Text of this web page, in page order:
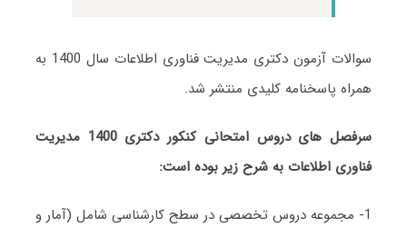
سوالات آزمون دکتری مدیریت فناوری اطلاعات سال 1400 به
همراه پاسخنامه کلیدی منتشر شد.
سرفصل های دروس امتحانی کنکور دکتری 1400 مدیریت
فناوری اطلاعات به شرح زیر بوده است:
1- مجموعه دروس تخصصی در سطح کارشناسی شامل (آمار و